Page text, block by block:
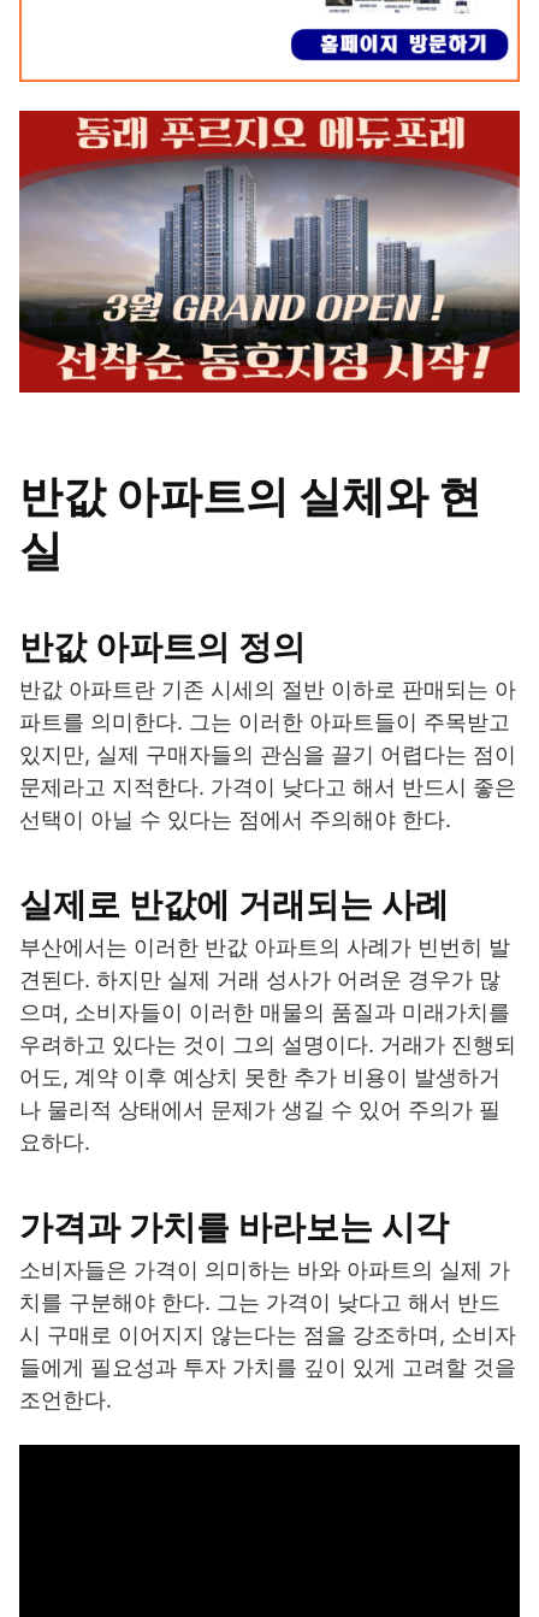
반값 아파트의 실체와 현
실
반값 아파트의 정의
반값 아파트란 기존 시세의 절반 이하로 판매되는 아
파트를 의미한다. 그는 이러한 아파트들이 주목받고
있지만, 실제 구매자들의 관심을 끌기 어렵다는 점이
문제라고 지적한다. 가격이 낮다고 해서 반드시 좋은
선택이 아닐 수 있다는 점에서 주의해야 한다.
실제로 반값에 거래되는 사례
부산에서는 이러한 반값 아파트의 사례가 빈번히 발
견된다. 하지만 실제 거래 성사가 어려운 경우가 많
으며, 소비자들이 이러한 매물의 품질과 미래가치를
우려하고 있다는 것이 그의 설명이다. 거래가 진행되
어도, 계약 이후 예상치 못한 추가 비용이 발생하거
나 물리적 상태에서 문제가 생길 수 있어 주의가 필
요하다.
가격과 가치를 바라보는 시각
소비자들은 가격이 의미하는 바와 아파트의 실제 가
치를 구분해야 한다. 그는 가격이 낮다고 해서 반드
시 구매로 이어지지 않는다는 점을 강조하며, 소비자
들에게 필요성과 투자 가치를 깊이 있게 고려할 것을
조언한다.